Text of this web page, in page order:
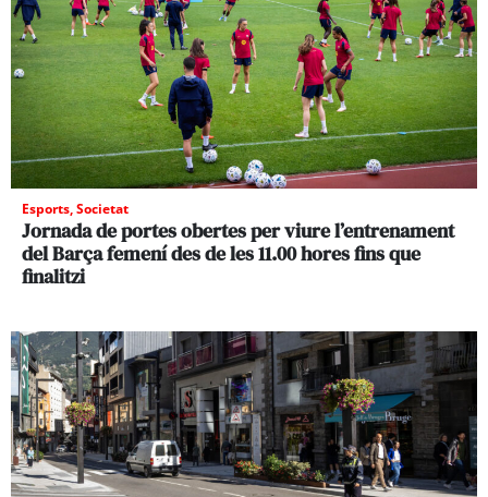
Esports,Societat
Jornada de portes obertes per viure l’entrenament
del Barça femení des de les 11.00 hores fins que
finalitzi